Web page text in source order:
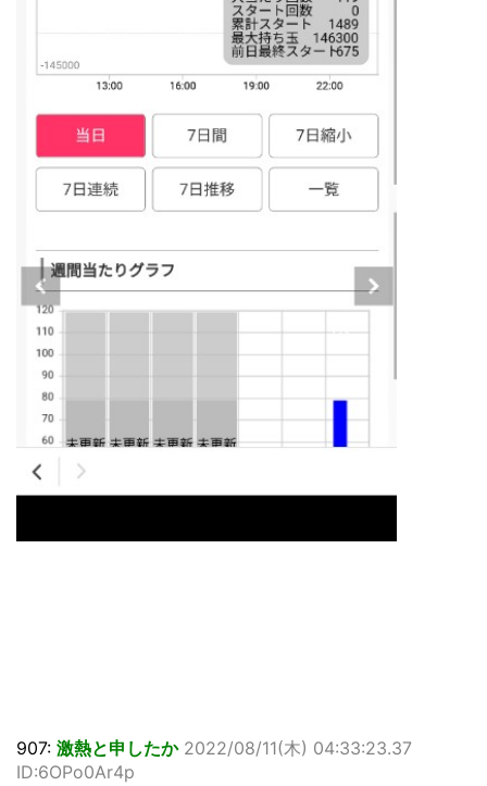
907: 激熱と申したか 2022/08/11(木) 04:33:23.37
ID:6OPo0Ar4p